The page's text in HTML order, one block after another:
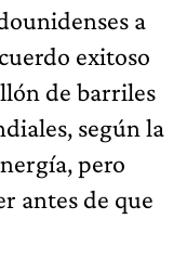
a
exitoso
de barriles
según la
pero
antes de que